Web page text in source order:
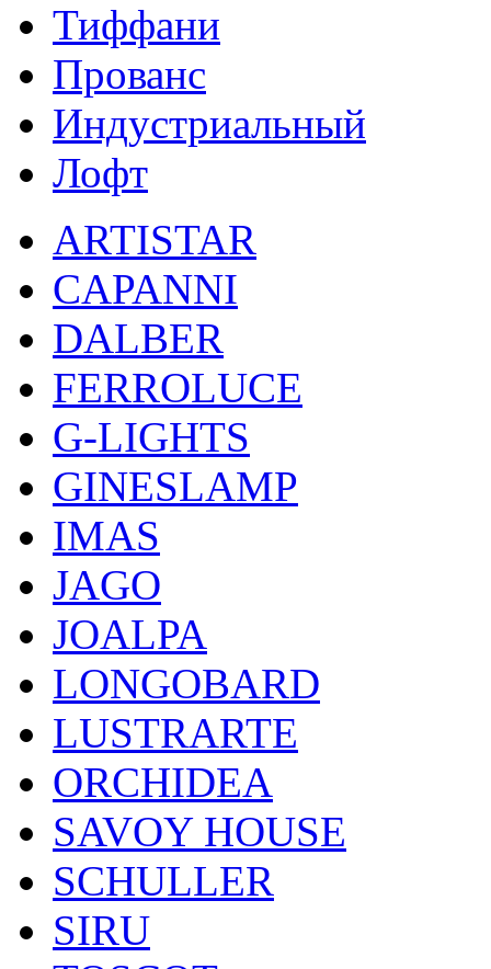
Тиффани
Прованс
Индустриальный
Лофт
ARTISTAR
CAPANNI
DALBER
FERROLUCE
G-LIGHTS
GINESLAMP
IMAS
JAGO
JOALPA
LONGOBARD
LUSTRARTE
ORCHIDEA
SAVOY HOUSE
SCHULLER
SIRU